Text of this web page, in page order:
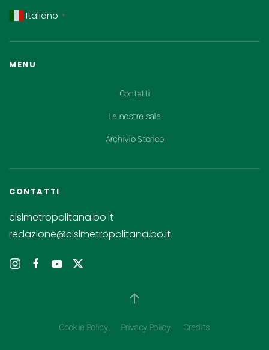
Italiano ▼
MENU
Contatti
Le nostre sale
Archivio Storico
CONTATTI
cislmetropolitana.bo.it
redazione@cislmetropolitana.bo.it
Cookie Policy Privacy Policy Credits